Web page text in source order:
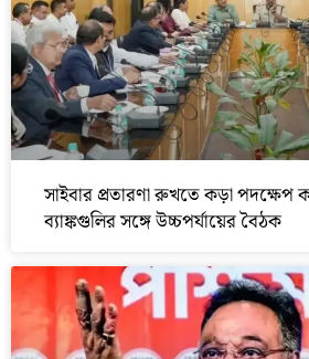
সাইবার প্রতারণা রুখতে কড়া পদক্ষেপ
ব্যাঙ্কগুলির সঙ্গে উচ্চপর্যায়ের বৈঠক